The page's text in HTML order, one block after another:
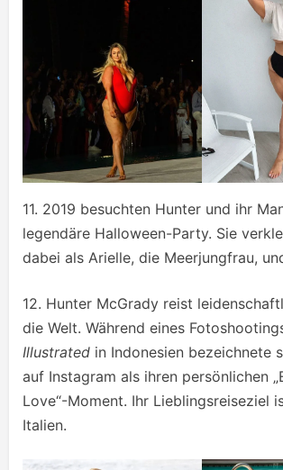
11. 2019 besuchten Hunter und ihr
legendäre Halloween-Party. Sie
dabei als Arielle, die Meerjungfrau,
12. Hunter McGrady reist
die Welt. Während eines
Illustrated in Indonesien bezeichnete
auf Instagram als ihren persönlichen
Love“-Moment. Ihr Lieblingsreiseziel
Italien.